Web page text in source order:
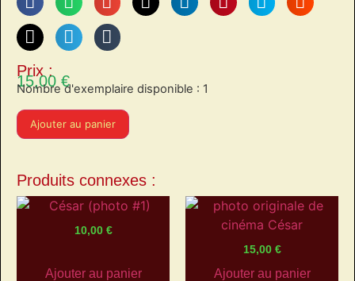
Prix :
15,00 €
Nombre d'exemplaire disponible : 1
Ajouter au panier
Produits connexes :
10,00 €
Ajouter au panier
15,00 €
Ajouter au panier